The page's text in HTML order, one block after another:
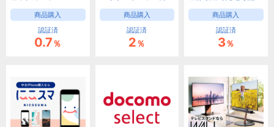
商品購入
認証済
0.7％
商品購入
認証済
2％
商品購入
認証済
3％